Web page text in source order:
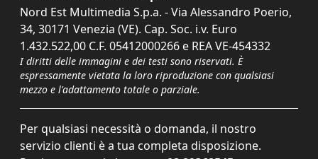
Nord Est Multimedia S.p.a. - Via Alessandro Poerio,
34, 30171 Venezia (VE). Cap. Soc. i.v. Euro
1.432.522,00 C.F. 05412000266 e REA VE-454332
I diritti delle immagini e dei testi sono riservati. È
espressamente vietata la loro riproduzione con qualsiasi
mezzo e l'adattamento totale o parziale.
Per qualsiasi necessità o domanda, il nostro
servizio clienti è a tua completa disposizione.